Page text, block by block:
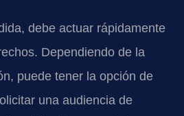
debe actuar rápidamente
Dependiendo de la
puede tener la opción de
una audiencia de